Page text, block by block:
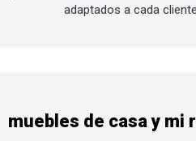
adaptados a cada
muebles de casa y mi